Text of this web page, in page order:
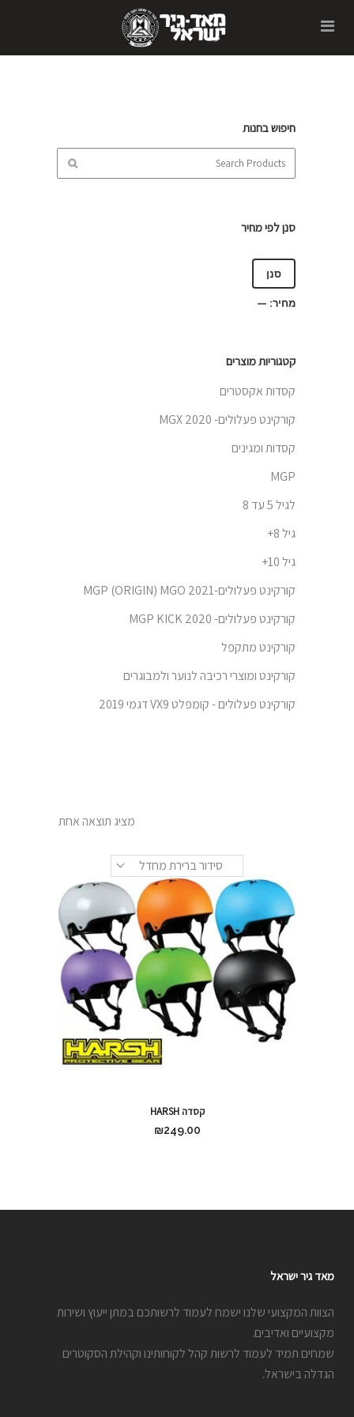
חיפוש בחנות
סנן לפי מחיר
סנן
מחיר: —
קטגוריות מוצרים
קסדות אקסטרים
קורקינט פעלולים- 2020 MGX
קסדות ומגינים
MGP
לגיל 5 עד 8
גיל 8+
גיל 10+
קורקינט פעלולים-MGP (ORIGIN) MGO 2021
קורקינט פעלולים- MGP KICK 2020
קורקינט מתקפל
קורקינט ומוצרי רכיבה לנוער ולמבוגרים
קורקינט פעלולים - קומפלט VX9 דגמי 2019
מציג תוצאה אחת
סידור ברירת מחדל
קסדה HARSH
₪249.00
מאד גיר ישראל
הצוות המקצועי שלנו ישמח לעמוד לרשותכם במתן ייעוץ ושירות
מקצועיים ואדיבים.
שמחים תמיד לעמוד לרשות קהל לקוחותינו וקהילת הסקוטרים
הגדלה בישראל.